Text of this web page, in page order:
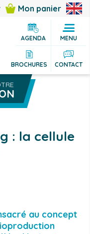
Mon panier
MENU
AGENDA
BROCHURES CONTACT
: la cellule
au concept